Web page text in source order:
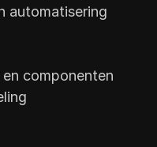
automatisering
componenten